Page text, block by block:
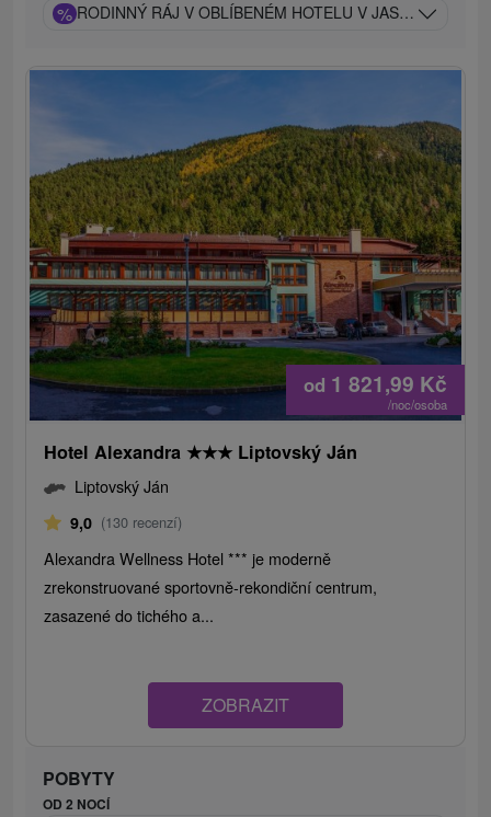
% RODINNÝ RÁJ V OBLÍBENÉM HOTELU V JASNÉ:
od 1 821,99 Kč
/noc/osoba
Hotel Alexandra ★★★ Liptovský Ján
Liptovský Ján
9,0 (130 recenzí)
Alexandra Wellness Hotel *** je moderně
zrekonstruované sportovně-rekondiční centrum,
zasazené do tichého a...
ZOBRAZIT
POBYTY
OD 2 NOCÍ